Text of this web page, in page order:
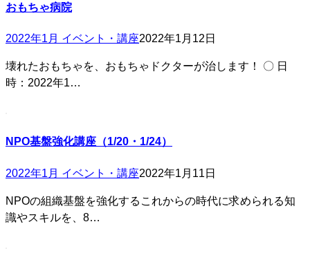
おもちゃ病院
2022年1月 イベント・講座2022年1月12日
壊れたおもちゃを、おもちゃドクターが治します！ 〇 日
時：2022年1…
NPO基盤強化講座（1/20・1/24）
2022年1月 イベント・講座2022年1月11日
NPOの組織基盤を強化するこれからの時代に求められる知
識やスキルを、8…